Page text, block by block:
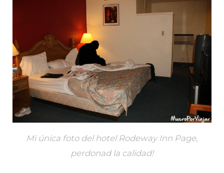
Mi única foto del hotel Rodeway Inn Page,
perdonad la calidad!